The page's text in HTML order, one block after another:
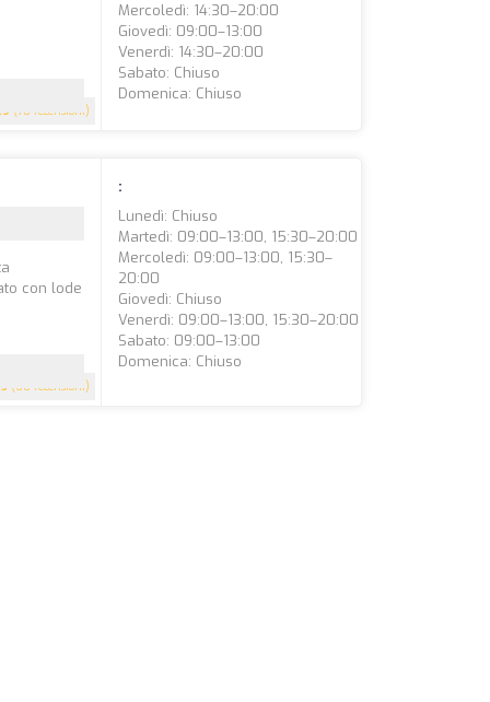
(70 recensioni)
Mercoledì: 14:30–20:00
Giovedì: 09:00–13:00
Venerdì: 14:30–20:00
Sabato: Chiuso
Domenica: Chiuso
5 (60 recensioni)
con lode
:
Lunedì: Chiuso
Martedì: 09:00–13:00, 15:30–20:00
Mercoledì: 09:00–13:00, 15:30–
20:00
Giovedì: Chiuso
Venerdì: 09:00–13:00, 15:30–20:00
Sabato: 09:00–13:00
Domenica: Chiuso